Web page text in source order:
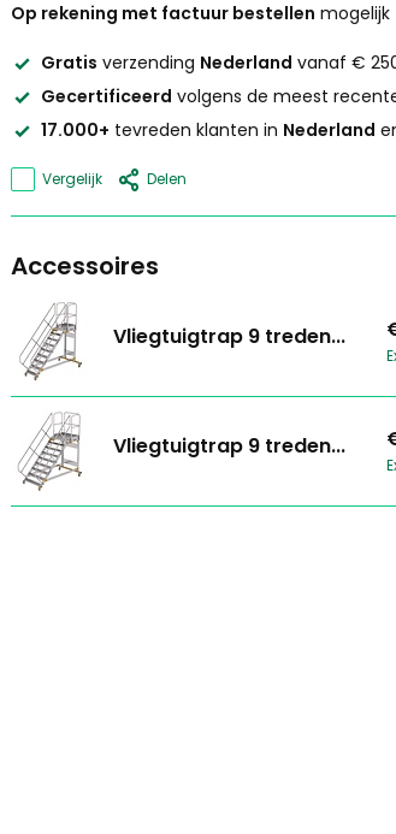
Op rekening met factuur bestellen mogelijk
Gratis verzending Nederland vanaf €
Gecertificeerd volgens de meest
17.000+ tevreden klanten in Nederland
Vergelijk Delen
Accessoires
Vliegtuigtrap 9 treden...
Vliegtuigtrap 9 treden...